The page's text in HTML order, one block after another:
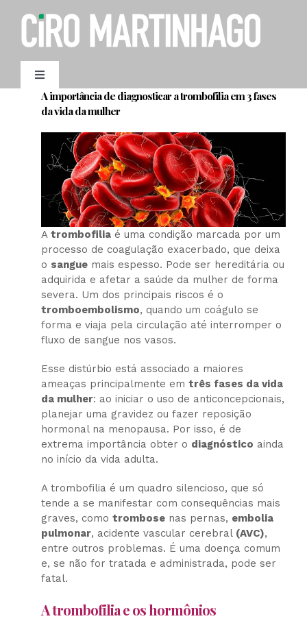
para
Toggle
Navigation
AGENDAMENTO
A importância de diagnosticar a trombofilia em 3 fases
da vida da mulher
A trombofiliaé uma condição marcada por um
processo de coagulação exacerbado, que deixa
o sanguemais espesso. Pode ser hereditária ou
adquirida e afetar a saúde da mulher de forma
severa. Um dos principais riscos é o
tromboembolismo, quando um coágulo se
forma e viaja pela circulação até interromper o
fluxo de sangue nos vasos.
Esse distúrbio está associado a maiores
ameaças principalmente em três fases da vida
da mulher: ao iniciar o uso de anticoncepcionais,
planejar uma gravidez ou fazer reposição
hormonal na menopausa. Por isso, é de
extrema importância obter o diagnóstico ainda
no início da vida adulta.
A trombofilia é um quadro silencioso, que só
tende a se manifestar com consequências mais
graves, como trombosenas pernas, embolia
pulmonar, acidente vascular cerebral (AVC),
entre outros problemas. É uma doença comum
e, se não for tratada e administrada, pode ser
fatal.
A trombofilia e os hormônios